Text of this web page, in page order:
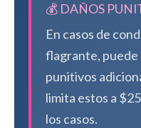
💰 DAÑOS
En casos de
flagrante, puede
punitivos
limita estos a
los casos.